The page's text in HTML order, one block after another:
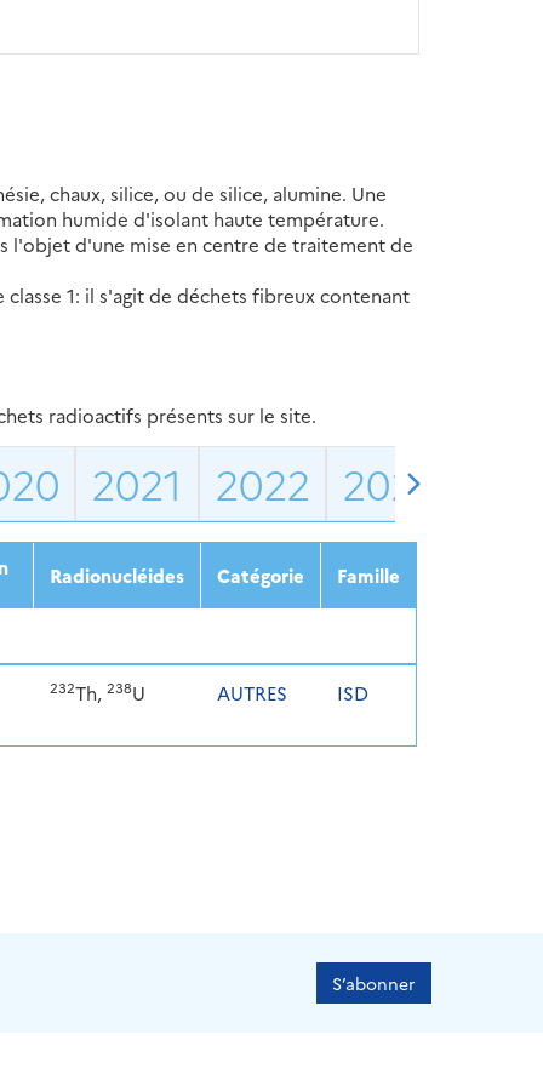
chaux, silice, ou de silice, alumine. Une
humide d'isolant haute température.
l'objet d'une mise en centre de traitement de
1: il s'agit de déchets fibreux contenant
radioactifs présents sur le site.
2021 2022 2023
Radionucléides Catégorie Famille
232Th, 238U AUTRES ISD
S’abonner